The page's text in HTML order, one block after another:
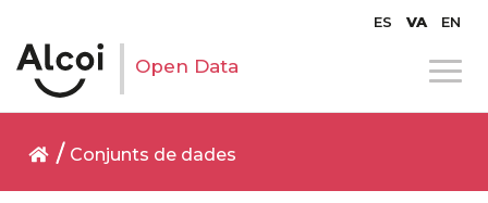
ES VA EN
Open Data
Conjunts de dades